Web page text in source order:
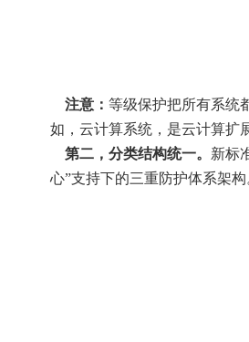
    注意：
等级保护把所有系统
如，云计算系统，是云计算扩
    第二，分类结构统一。
新标
心”支持下的三重防护体系架构